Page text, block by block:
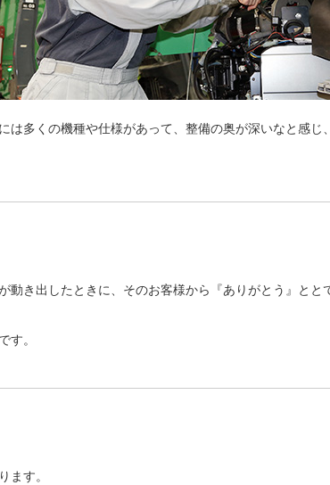
多くの機種や仕様があって、整備の奥が深いなと感じ
き出したときに、そのお客様から『ありがとう』とと
す。
ます。